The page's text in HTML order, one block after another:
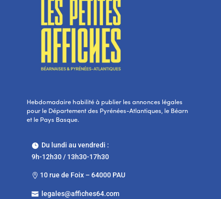
Hebdomadaire habilité à publier les annonces légales
pour le Département des Pyrénées-Atlantiques, le Béarn
et le Pays Basque.
Du lundi au vendredi :
9h-12h30 / 13h30-17h30
 10 rue de Foix – 64000 PAU
 legales@affiches64.com